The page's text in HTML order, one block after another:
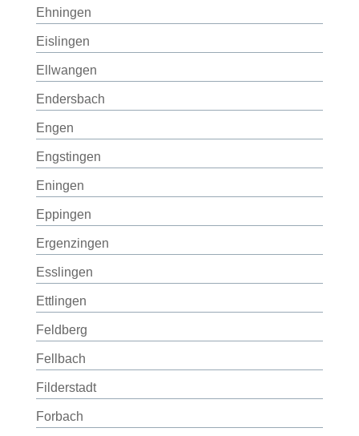
Ehningen
Eislingen
Ellwangen
Endersbach
Engen
Engstingen
Eningen
Eppingen
Ergenzingen
Esslingen
Ettlingen
Feldberg
Fellbach
Filderstadt
Forbach